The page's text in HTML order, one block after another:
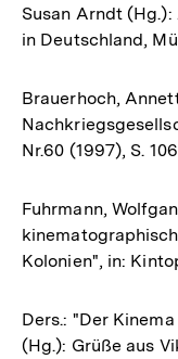
Susan Arndt
in Deutschland,
Brauerhoch,
Nr.60 (1997), S.
Fuhrmann,
Kolonien", in:
Ders.: "Der
(Hg.): Grüße aus